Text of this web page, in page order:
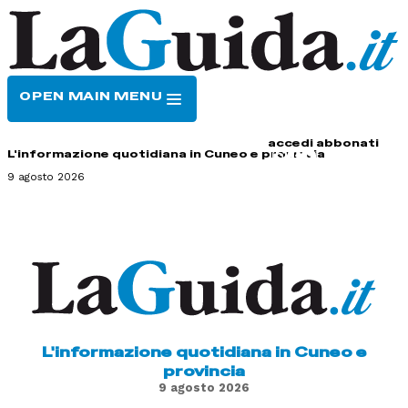
OPEN MAIN MENU
accedi abbonati
L'informazione quotidiana in Cuneo e provincia
9 agosto 2026
L'informazione quotidiana in Cuneo e
provincia
9 agosto 2026